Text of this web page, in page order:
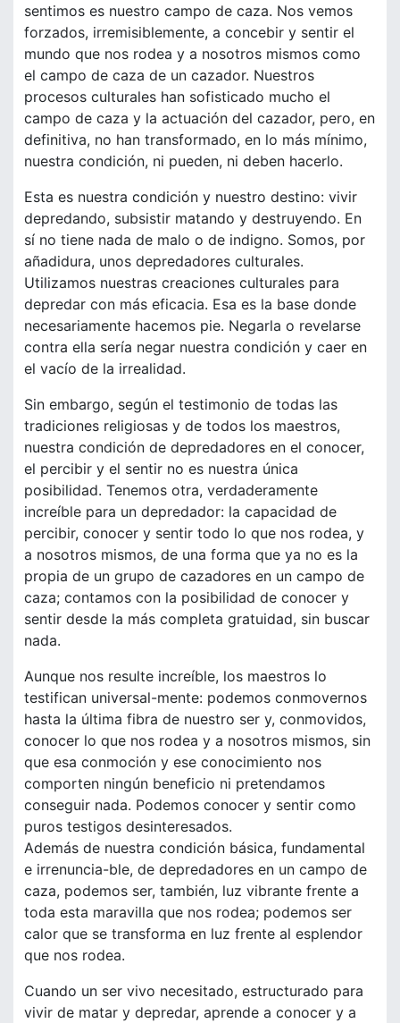
sentimos es nuestro campo de caza. Nos vemos
forzados, irremisiblemente, a concebir y sentir el
mundo que nos rodea y a nosotros mismos como
el campo de caza de un cazador. Nuestros
procesos culturales han sofisticado mucho el
campo de caza y la actuación del cazador, pero, en
definitiva, no han transformado, en lo más mínimo,
nuestra condición, ni pueden, ni deben hacerlo.
Esta es nuestra condición y nuestro destino: vivir
depredando, subsistir matando y destruyendo. En
sí no tiene nada de malo o de indigno. Somos, por
añadidura, unos depredadores culturales.
Utilizamos nuestras creaciones culturales para
depredar con más eficacia. Esa es la base donde
necesariamente hacemos pie. Negarla o revelarse
contra ella sería negar nuestra condición y caer en
el vacío de la irrealidad.
Sin embargo, según el testimonio de todas las
tradiciones religiosas y de todos los maestros,
nuestra condición de depredadores en el conocer,
el percibir y el sentir no es nuestra única
posibilidad. Tenemos otra, verdaderamente
increíble para un depredador: la capacidad de
percibir, conocer y sentir todo lo que nos rodea, y
a nosotros mismos, de una forma que ya no es la
propia de un grupo de cazadores en un campo de
caza; contamos con la posibilidad de conocer y
sentir desde la más completa gratuidad, sin buscar
nada.
Aunque nos resulte increíble, los maestros lo
testifican universal-mente: podemos conmovernos
hasta la última fibra de nuestro ser y, conmovidos,
conocer lo que nos rodea y a nosotros mismos, sin
que esa conmoción y ese conocimiento nos
comporten ningún beneficio ni pretendamos
conseguir nada. Podemos conocer y sentir como
puros testigos desinteresados.
Además de nuestra condición básica, fundamental
e irrenuncia-ble, de depredadores en un campo de
caza, podemos ser, también, luz vibrante frente a
toda esta maravilla que nos rodea; podemos ser
calor que se transforma en luz frente al esplendor
que nos rodea.
Cuando un ser vivo necesitado, estructurado para
vivir de matar y depredar, aprende a conocer y a